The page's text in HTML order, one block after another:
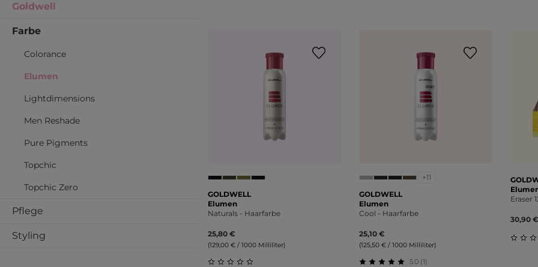
Goldwell
Farbe
Colorance
Elumen
Lightdimensions
Men Reshade
Pure Pigments
Topchic
Topchic Zero
Pflege
Styling
GOLDWELL
Elumen
Naturals - Haarfarbe
25,80 €
(129,00 € / 1000 Milliliter)
+11
GOLDWELL
Elumen
Cool - Haarfarbe
25,10 €
(125,50 € / 1000 Milliliter)
5.0 (1)
Eraser
30,90 €